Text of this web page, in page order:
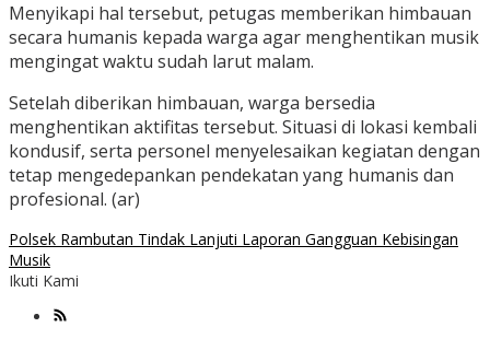
Menyikapi hal tersebut, petugas memberikan himbauan
secara humanis kepada warga agar menghentikan musik
mengingat waktu sudah larut malam.
Setelah diberikan himbauan, warga bersedia
menghentikan aktifitas tersebut. Situasi di lokasi kembali
kondusif, serta personel menyelesaikan kegiatan dengan
tetap mengedepankan pendekatan yang humanis dan
profesional. (ar)
Polsek Rambutan Tindak Lanjuti Laporan Gangguan Kebisingan
Musik
Ikuti Kami